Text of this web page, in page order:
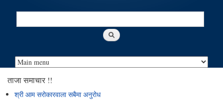
Search
ताजा समाचार !!
श्री आम सरोकारवाला सबैमा अनुरोध